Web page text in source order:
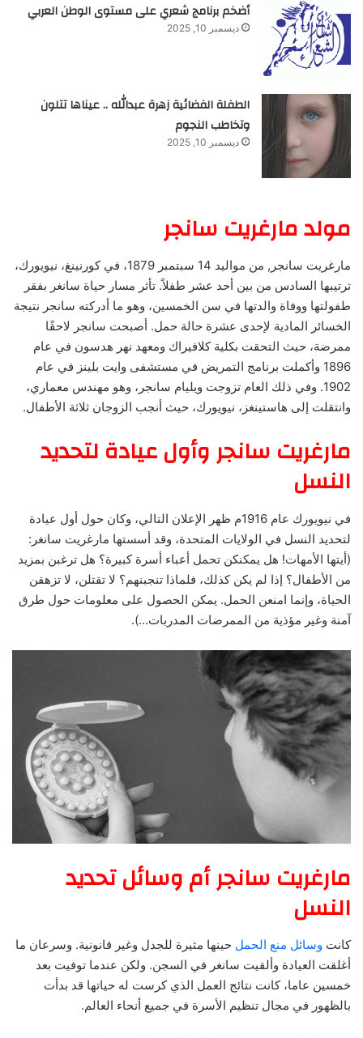
أضخم برنامج شعري على مستوى الوطن العربي
ديسمبر 10, 2025
الطفلة الفضائية زهرة عبدالله .. عيناها تتلون
وتخاطب النجوم
ديسمبر 10, 2025
مولد مارغريت سانجر
مارغريت سانجر, من مواليد 14 سبتمبر 1879، في كورنينغ، نيويورك،
ترتيبها السادس من بين أحد عشر طفلاً. تأثر مسار حياة سانغر بفقر
طفولتها ووفاة والدتها في سن الخمسين، وهو ما أدركته سانجر نتيجة
الخسائر المادية لإحدى عشرة حالة حمل. أصبحت سانجر لاحقًا
ممرضة، حيث التحقت بكلية كلافيراك ومعهد نهر هدسون في عام
1896 وأكملت برنامج التمريض في مستشفى وايت بلينز في عام
1902. وفي ذلك العام تزوجت ويليام سانجر، وهو مهندس معماري،
وانتقلت إلى هاستينغز، نيويورك، حيث أنجب الزوجان ثلاثة الأطفال.
مارغريت سانجر وأول عيادة لتحديد
النسل
في نيويورك عام 1916م ظهر الإعلان التالي، وكان حول أول عيادة
لتحديد النسل في الولايات المتحدة، وقد أسستها مارغريت سانغر:
(أيتها الأمهات! هل يمكنكن تحمل أعباء أسرة كبيرة؟ هل ترغبن بمزيد
من الأطفال؟ إذا لم يكن كذلك، فلماذا تنجبنهم؟ لا تقتلن، لا تزهقن
الحياة، وإنما امنعن الحمل. يمكن الحصول على معلومات حول طرق
آمنة وغير مؤذية من الممرضات المدربات…).
مارغريت سانجر أم وسائل تحديد
النسل
كانت وسائل منع الحمل حينها مثيرة للجدل وغير قانونية. وسرعان ما
أغلقت العيادة وألقيت سانغر في السجن. ولكن عندما توفيت بعد
خمسين عاما، كانت نتائج العمل الذي كرست له حياتها قد بدأت
بالظهور في مجال تنظيم الأسرة في جميع أنحاء العالم.